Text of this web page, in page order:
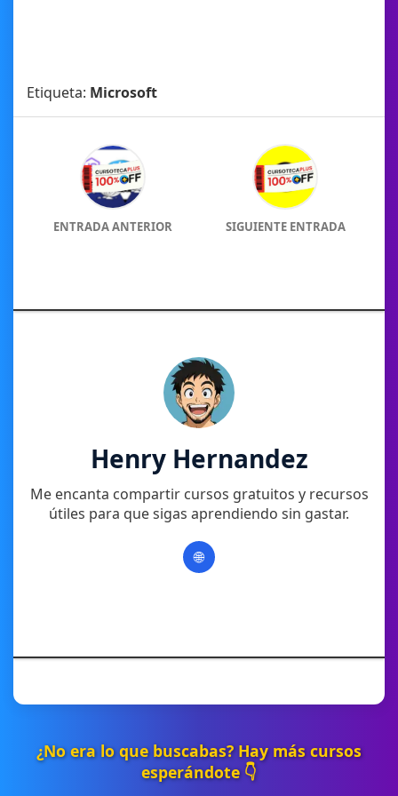
Etiqueta: Microsoft
ENTRADA ANTERIOR SIGUIENTE ENTRADA
Henry Hernandez
Me encanta compartir cursos gratuitos y recursos
útiles para que sigas aprendiendo sin gastar.
🌐
¿No era lo que buscabas? Hay más cursos
esperándote 👇